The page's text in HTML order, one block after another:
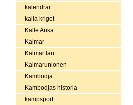
kalendrar
kalla kriget
Kalle Anka
Kalmar
Kalmar län
Kalmarunionen
Kambodja
Kambodjas historia
kampsport